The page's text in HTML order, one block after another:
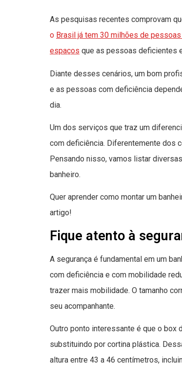
As pesquisas recentes comprovam
o Brasil já tem 30 milhões de
espaços que as pessoas deficientes
Diante desses cenários, um bom
e as pessoas com deficiência
dia.
Um dos serviços que traz um
com deficiência. Diferentemente dos
Pensando nisso, vamos listar
banheiro.
Quer aprender como montar um
artigo!
Fique atento à
A segurança é fundamental em um
com deficiência e com mobilidade
trazer mais mobilidade. O tamanho
seu acompanhante.
Outro ponto interessante é que o box
substituindo por cortina plástica.
altura entre 43 a 46 centímetros,